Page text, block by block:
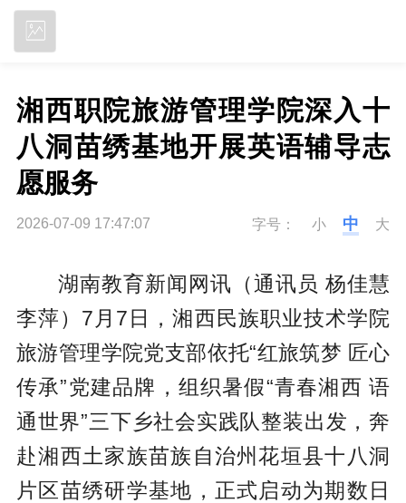
湘西职院旅游管理学院深入十
八洞苗绣基地开展英语辅导志
愿服务
2026-07-09 17:47:07 字号： 小 中 大
湖南教育新闻网讯（通讯员 杨佳慧
李萍） 7月7日，湘西民族职业技术学院
旅游管理学院党支部依托“红旅筑梦 匠心
传承”党建品牌，组织暑假“青春湘西 语
通世界”三下乡社会实践队整装出发，奔
赴湘西土家族苗族自治州花垣县十八洞
片区苗绣研学基地，正式启动为期数日